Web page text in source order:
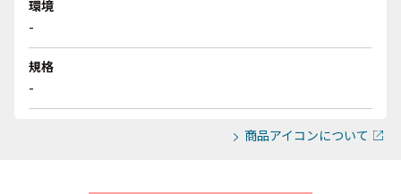
環境
-
規格
-
商品アイコンについて